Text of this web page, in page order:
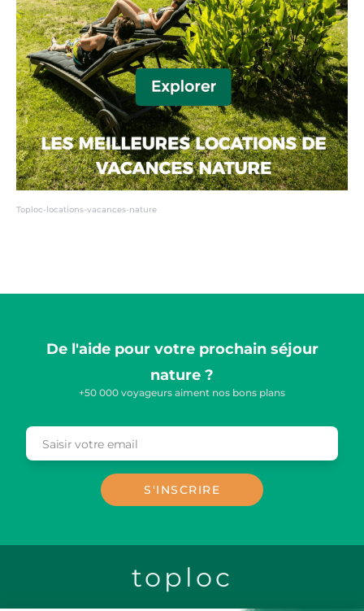
Toploc-locations-vacances-nature
De l'aide pour votre prochain séjour
nature ?
+50 000 voyageurs aiment nos bons plans
EmailSaisir votre email
S'INSCRIRE
toploc